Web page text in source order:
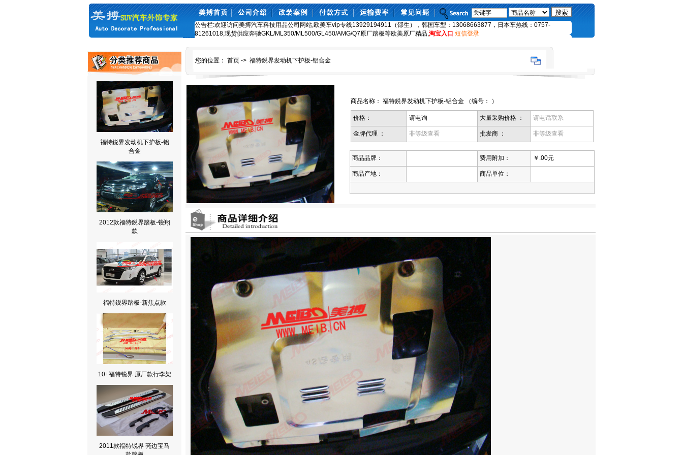
公告栏:欢迎访问美搏汽车科技用品公司网站,欧美车vip专线13929194911（邵生），韩国车型：13068663877，日本车热线：0757-
81261018,现货供应奔驰GKL/ML350/ML500/GL450/AMG/Q7原厂踏板等欧美原厂精品,淘宝入口 短信登录
福特鋭界发动机下护板-铝
合金
2012款福特鋭界踏板-锐翔
款
福特鋭界踏板-新焦点款
10+福特锐界 原厂款行李架
2011款福特锐界 亮边宝马
您的位置： 首页 -> 福特鋭界发动机下护板-铝合金
商品名称： 福特鋭界发动机下护板-铝合金 （编号： ）
价格： 请电询 大量采购价格 ： 请电话联系
金牌代理 ： 非等级查看 批发商 ： 非等级查看
商品品牌： 费用附加： ￥.00元
商品产地： 商品单位：